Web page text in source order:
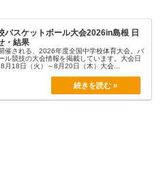
バスケットボール大会2026in島根 日
・結果
催される、2026年度全国中学校体育大会。バ
ル競技の大会情報を掲載しています。大会日
18日（火）～8月20日（木）大会...